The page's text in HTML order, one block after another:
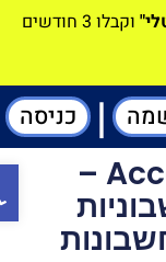
וקבלו 3 חודשים
| כניסה
הרשמה ל-AccountIT –